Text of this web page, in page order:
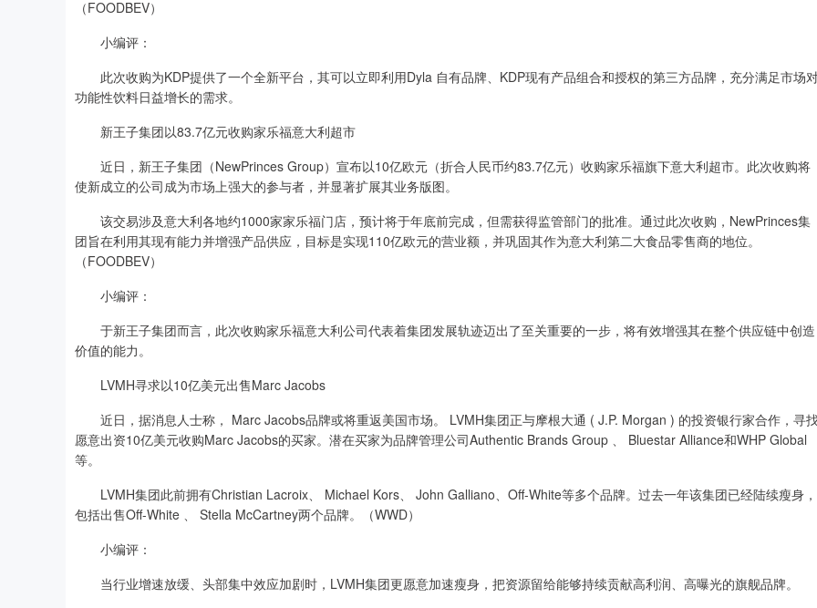
（FOODBEV）
小编评：
此次收购为KDP提供了一个全新平台，其可以立即利用Dyla 自有品牌、KDP现有产品组合和授权的第三方品牌，充分满足市场
功能性饮料日益增长的需求。
新王子集团以83.7亿元收购家乐福意大利超市
近日，新王子集团（NewPrinces Group）宣布以10亿欧元（折合人民币约83.7亿元）收购家乐福旗下意大利超市。此次收购将
使新成立的公司成为市场上强大的参与者，并显著扩展其业务版图。
该交易涉及意大利各地约1000家家乐福门店，预计将于年底前完成，但需获得监管部门的批准。通过此次收购，NewPrinces集
团旨在利用其现有能力并增强产品供应，目标是实现110亿欧元的营业额，并巩固其作为意大利第二大食品零售商的地位。
（FOODBEV）
小编评：
于新王子集团而言，此次收购家乐福意大利公司代表着集团发展轨迹迈出了至关重要的一步，将有效增强其在整个供应链中创造
价值的能力。
LVMH寻求以10亿美元出售Marc Jacobs
近日，据消息人士称， Marc Jacobs品牌或将重返美国市场。 LVMH集团正与摩根大通 ( J.P. Morgan ) 的投资银行家合作，寻
愿意出资10亿美元收购Marc Jacobs的买家。潜在买家为品牌管理公司Authentic Brands Group 、 Bluestar Alliance和WHP Global
等。
LVMH集团此前拥有Christian Lacroix、 Michael Kors、 John Galliano、Off-White等多个品牌。过去一年该集团已经陆续瘦身，
包括出售Off-White 、 Stella McCartney两个品牌。（WWD）
小编评：
当行业增速放缓、头部集中效应加剧时，LVMH集团更愿意加速瘦身，把资源留给能够持续贡献高利润、高曝光的旗舰品牌。